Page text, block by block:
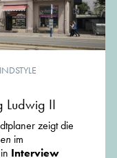
Ludwig II
zeigt die
im
Interview